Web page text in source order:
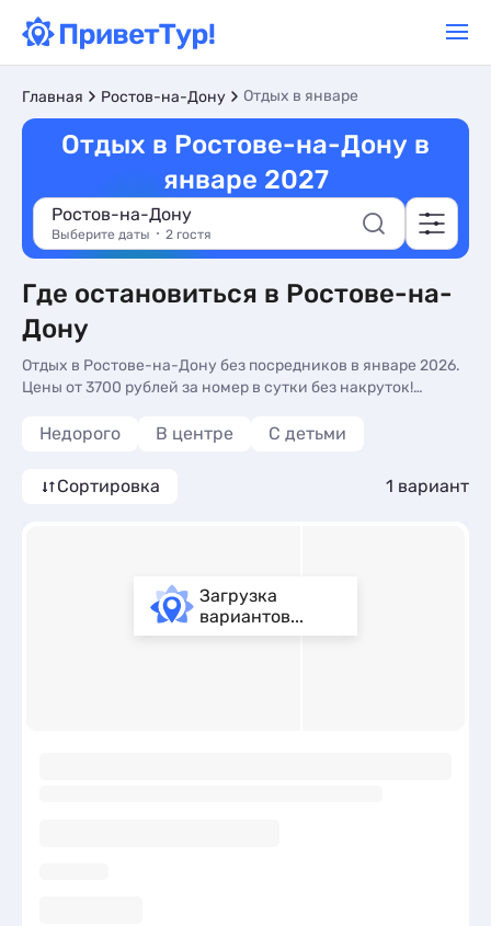
Главная Ростов-на-Дону Отдых в январе
Отдых в Ростове-на-Дону в
январе 2027
Ростов-на-Дону
Выберите даты 2 гостя
Где остановиться в Ростове-на-
Дону
Отдых в Ростове-на-Дону без посредников в январе 2026.
Цены от 3700 рублей за номер в сутки без накруток!
Недорого В центре С детьми
Сортировка 1 вариант
Загрузка
вариантов...